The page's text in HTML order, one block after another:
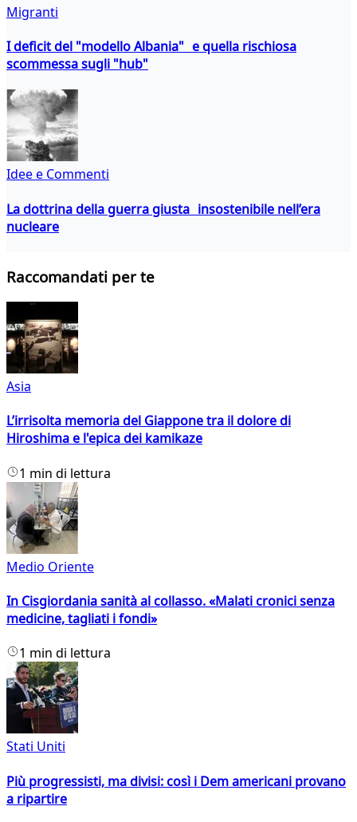
Migranti
I deficit del "modello Albania" e quella rischiosa
scommessa sugli "hub"
Idee e Commenti
La dottrina della guerra giusta insostenibile nell’era
nucleare
Raccomandati per te
Asia
L’irrisolta memoria del Giappone tra il dolore di
Hiroshima e l'epica dei kamikaze
1 min di lettura
Medio Oriente
In Cisgiordania sanità al collasso. «Malati cronici senza
medicine, tagliati i fondi»
1 min di lettura
Stati Uniti
Più progressisti, ma divisi: così i Dem americani provano
a ripartire